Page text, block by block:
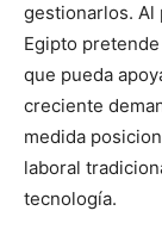
gestionarlos. Al
Egipto
que pueda
creciente
medida
laboral
tecnología.